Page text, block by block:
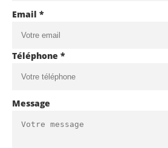
Email *
Téléphone *
Message